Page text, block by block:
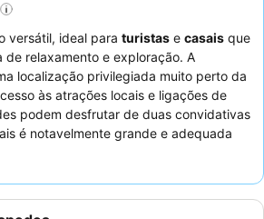
versátil, ideal para turistas e casais que
de relaxamento e exploração. A
localização privilegiada muito perto da
às atrações locais e ligações de
podem desfrutar de duas convidativas
é notavelmente grande e adequada
acolhedora
ao ar livre. Para uma estadia mais